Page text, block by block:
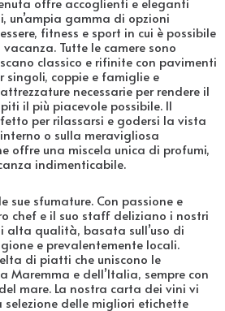
un’ampia gamma di opzioni
fitness e sport in cui è possibile
Tutte le camere sono
classico e rifinite con pavimenti
singoli, coppie e famiglie e
necessarie per rendere il
il più piacevole possibile. Il
per rilassarsi e godersi la vista
o sulla meravigliosa
offre una miscela unica di profumi,
indimenticabile.
sue sfumature. Con passione e
chef e il suo staff deliziano i nostri
alta qualità, basata sull’uso di
e prevalentemente locali.
di piatti che uniscono le
Maremma e dell’Italia, sempre con
mare. La nostra carta dei vini vi
delle migliori etichette